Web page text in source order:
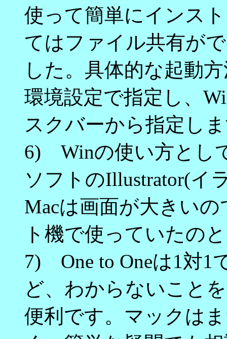
使って簡単にインス
てはファイル共有が
した。具体的な起
環境設定で指定し、
スクバーから指定し
6) Winの使い方とし
ソフトのIllustrator(イ
Macは画面が大きい
ト機で使っていたの
7) One to Oneは1対1
ど、わからないこと
便利です。マックは